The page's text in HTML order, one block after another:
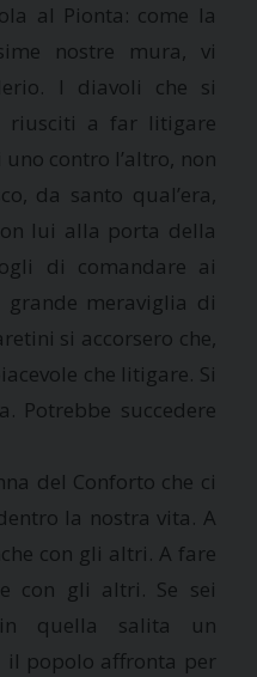
al Pionta: come la
nostre mura, vi
I diavoli che si
riusciti a far litigare
contro l’altro, non
da santo qual’era,
lui alla porta della
di comandare ai
grande meraviglia di
si accorsero che,
che litigare. Si
Potrebbe succedere
del Conforto che ci
la nostra vita. A
con gli altri. A fare
con gli altri. Se sei
quella salita un
il popolo affronta per